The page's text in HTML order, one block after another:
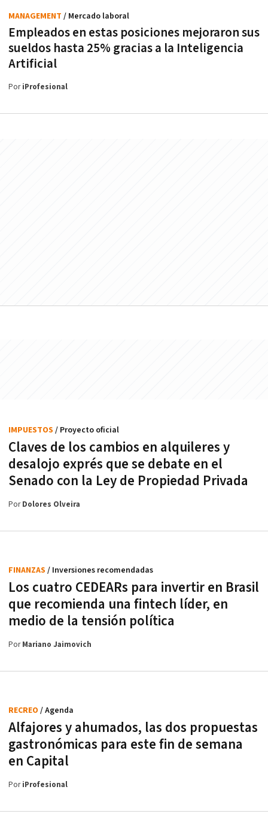
Empleados en estas posiciones mejoraron sus
sueldos hasta 25% gracias a la Inteligencia
Artificial
MANAGEMENT / Mercado laboral
PoriProfesional
Claves de los cambios en alquileres y
desalojo exprés que se debate en el
Senado con la Ley de Propiedad Privada
IMPUESTOS / Proyecto oficial
PorDolores Olveira
Los cuatro CEDEARs para invertir en Brasil
que recomienda una fintech líder, en
medio de la tensión política
FINANZAS / Inversiones recomendadas
PorMariano Jaimovich
Alfajores y ahumados, las dos propuestas
gastronómicas para este fin de semana
en Capital
RECREO / Agenda
PoriProfesional